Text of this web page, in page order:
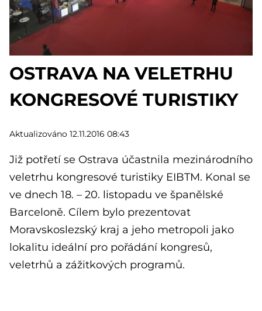
OSTRAVA NA VELETRHU
KONGRESOVÉ TURISTIKY
Aktualizováno 12.11.2016 08:43
Již potřetí se Ostrava účastnila mezinárodního
veletrhu kongresové turistiky EIBTM. Konal se
ve dnech 18. – 20. listopadu ve španělské
Barceloně. Cílem bylo prezentovat
Moravskoslezský kraj a jeho metropoli jako
lokalitu ideální pro pořádání kongresů,
veletrhů a zážitkových programů.